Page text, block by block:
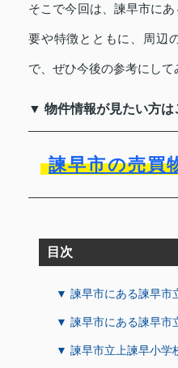
そこで今回は、諫早市に
要や特徴とともに、周辺
で、ぜひ今後の参考にして
▼ 物件情報が見たい方
諫早市の売買
目次
▼ 諫早市にある諫早市
▼ 諫早市にある諫早市
▼ 諫早市立上諫早小学